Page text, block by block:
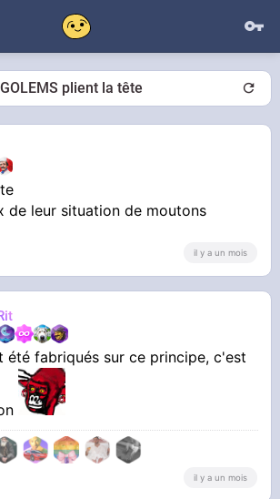
plient la tête
de leur situation de moutons
il y a un mois
été fabriqués sur ce principe, c'est
il y a un mois